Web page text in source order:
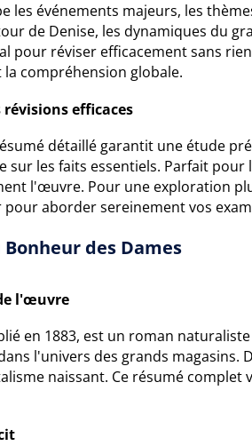
les événements majeurs, les
de Denise, les dynamiques du
pour réviser efficacement sans
compréhension globale.
efficaces
détaillé garantit une étude
sur les faits essentiels. Parfait
l'œuvre. Pour une exploration
aborder sereinement vos
des Dames
l'œuvre
en 1883, est un roman
l'univers des grands magasins.
naissant. Ce résumé